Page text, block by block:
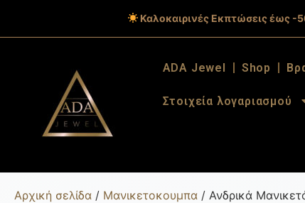
Καλοκαιρινές Εκπτώσεις έως -
ADA Jewel Shop
Στοιχεία λογαριασμού
Αρχική σελίδα / Μανικετοκουμπα / Ανδρικά